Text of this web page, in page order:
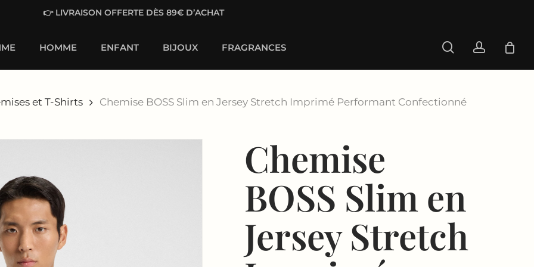
👉 LIVRAISON OFFERTE DÈS 89€ D’ACHAT
HOMME ENFANT BIJOUX FRAGRANCES searchaccount
et T-Shirts
Chemise BOSS Slim en Jersey Stretch Imprimé Performant Confectionné
Chemise
BOSS Slim en
Jersey Stretch